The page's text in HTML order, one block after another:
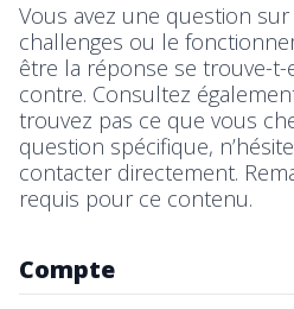
Vous avez une question
challenges ou le
être la réponse se trouve-t-
contre. Consultez
trouvez pas ce que vous
question spécifique,
contacter directement.
requis pour ce contenu.
Compte